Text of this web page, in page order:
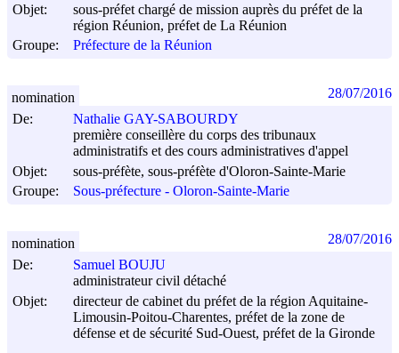
Objet:
sous-préfet chargé de mission auprès du préfet de la
région Réunion, préfet de La Réunion
Groupe:
Préfecture de la Réunion
De:
Nathalie GAY-SABOURDY
première conseillère du corps des tribunaux
administratifs et des cours administratives d'appel
Objet:
sous-préfète, sous-préfète d'Oloron-Sainte-Marie
Groupe:
Sous-préfecture - Oloron-Sainte-Marie
nomination 28/07/2016
De:
Samuel BOUJU
administrateur civil détaché
Objet:
directeur de cabinet du préfet de la région Aquitaine-
Limousin-Poitou-Charentes, préfet de la zone de
défense et de sécurité Sud-Ouest, préfet de la Gironde
nomination 28/07/2016